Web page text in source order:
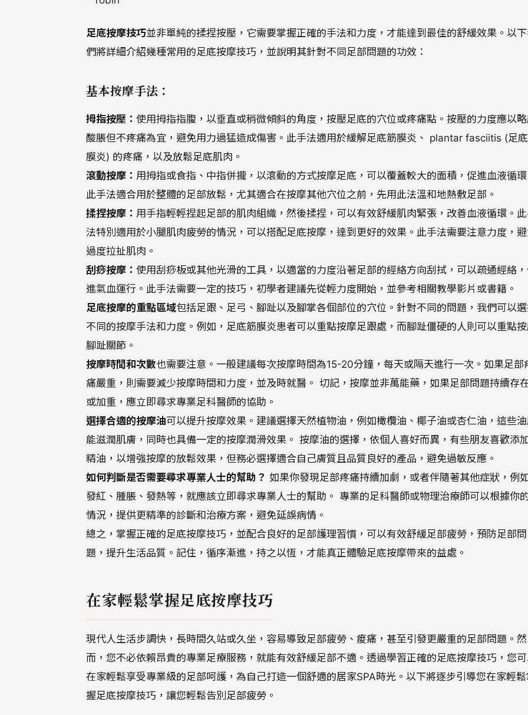
足底按摩技巧並非單純的揉捏按壓，它需要掌握正確的手法和力度，才能達到最佳的舒緩效果。以
們將詳細介紹幾種常用的足底按摩技巧，並說明其針對不同足部問題的功效：
基本按摩手法：
拇指按壓： 使用拇指指腹，以垂直或稍微傾斜的角度，按壓足底的穴位或疼痛點。按壓的力度應以
酸脹但不疼痛為宜，避免用力過猛造成傷害。此手法適用於緩解足底筋膜炎、 plantar fasciitis (足
膜炎) 的疼痛，以及放鬆足底肌肉。
滾動按摩： 用拇指或食指、中指併攏，以滾動的方式按摩足底，可以覆蓋較大的面積，促進血液循環
此手法適合用於整體的足部放鬆，尤其適合在按摩其他穴位之前，先用此法溫和地熱敷足部。
揉捏按摩： 用手指輕輕捏起足部的肌肉組織，然後揉捏，可以有效舒緩肌肉緊張，改善血液循環。
法特別適用於小腿肌肉疲勞的情況，可以搭配足底按摩，達到更好的效果。此手法需要注意力度，
過度拉扯肌肉。
刮痧按摩： 使用刮痧板或其他光滑的工具，以適當的力度沿著足部的經絡方向刮拭，可以疏通經絡
進氣血運行。此手法需要一定的技巧，初學者建議先從輕力度開始，並參考相關教學影片或書籍。
足底按摩的重點區域包括足跟、足弓、腳趾以及腳掌各個部位的穴位。針對不同的問題，我們可以
不同的按摩手法和力度。例如，足底筋膜炎患者可以重點按摩足跟處，而腳趾僵硬的人則可以重點
腳趾關節。
按摩時間和次數也需要注意。一般建議每次按摩時間為15-20分鐘，每天或隔天進行一次。如果足部
痛嚴重，則需要減少按摩時間和力度，並及時就醫。 切記，按摩並非萬能藥，如果足部問題持續存
或加重，應立即尋求專業足科醫師的協助。
選擇合適的按摩油可以提升按摩效果。建議選擇天然植物油，例如橄欖油、椰子油或杏仁油，這些
能滋潤肌膚，同時也具備一定的按摩潤滑效果。 按摩油的選擇，依個人喜好而異，有些朋友喜歡添
精油，以增強按摩的放鬆效果，但務必選擇適合自己膚質且品質良好的產品，避免過敏反應。
如何判斷是否需要尋求專業人士的幫助？ 如果你發現足部疼痛持續加劇，或者伴隨著其他症狀，例
發紅、腫脹、發熱等，就應該立即尋求專業人士的幫助。 專業的足科醫師或物理治療師可以根據你
情況，提供更精準的診斷和治療方案，避免延誤病情。
總之，掌握正確的足底按摩技巧，並配合良好的足部護理習慣，可以有效舒緩足部疲勞，預防足部問
題，提升生活品質。記住，循序漸進，持之以恆，才能真正體驗足底按摩帶來的益處。
在家輕鬆掌握足底按摩技巧
現代人生活步調快，長時間久站或久坐，容易導致足部疲勞、痠痛，甚至引發更嚴重的足部問題。然
而，您不必依賴昂貴的專業足療服務，就能有效舒緩足部不適。透過學習正確的足底按摩技巧，您
在家輕鬆享受專業級的足部呵護，為自己打造一個舒適的居家SPA時光。以下將逐步引導您在家輕鬆
握足底按摩技巧，讓您輕鬆告別足部疲勞。